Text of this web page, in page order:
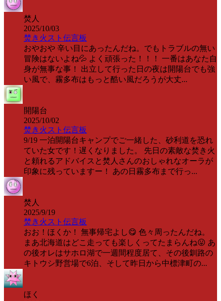
焚人
2025/10/03
焚き火スト伝言板
おやおや 辛い目にあったんだね。でもトラブルの無い
冒険はないよね💦 よく頑張った！！！ 一番はあなた自
身が無事な事！ 出立して行った日の夜は開陽台でも強
い風で、霧多布はもっと酷い風だろうが大丈...
開陽台
2025/10/02
焚き火スト伝言板
9/19 一泊開陽台キャンプでご一緒した、砂利道を恐れ
ていた女です！遅くなりました。 先日の素敵な焚き火
と頼れるアドバイスと焚人さんのおしゃれなオーラが
印象に残っていますー！ あの日霧多布まで行っ...
焚人
2025/9/19
焚き火スト伝言板
おお！ほくか！ 無事帰宅よし😋 色々周ったんだね。
まあ北海道はどこ走っても楽しくってたまらんね😛 あ
の後オレはサホロ湖で一週間程度居て、その後釧路の
キトウシ野営場で6泊、そして昨日から中標津町の...
ほく